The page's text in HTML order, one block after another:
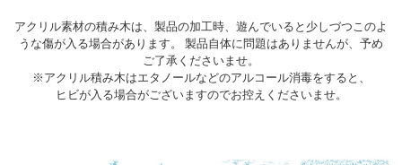
アクリル素材の積み木は、製品の加工時、遊んでいると少しづつこのよ
うな傷が入る場合があります。 製品自体に問題はありませんが、予め
ご了承くださいませ。
※アクリル積み木はエタノールなどのアルコール消毒をすると、
ヒビが入る場合がございますのでお控えくださいませ。